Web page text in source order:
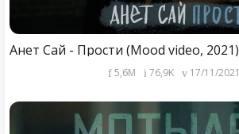
Анет Сай - Прости (Mood video, 2021)
5,6M 76,9K 17/11/2021